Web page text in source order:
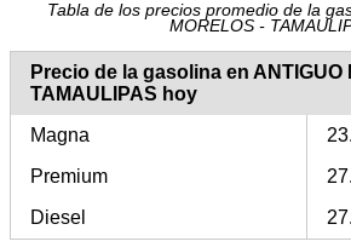
Tabla de los precios promedio de la
MORELOS -
Precio de la gasolina en ANTIGUO
TAMAULIPAS hoy
Magna
Premium
Diesel